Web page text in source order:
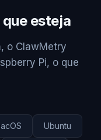
esteja
o ClawMetry
Pi, o que
Ubuntu